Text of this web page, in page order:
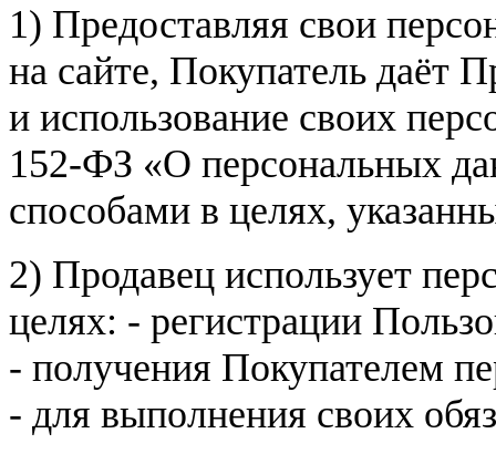
1) Предоставляя свои
на сайте, Покупатель даёт
и использование своих
152-ФЗ «О персональных
способами в целях,
2) Продавец использует
целях: - регистрации
- получения Покупателем
- для выполнения своих